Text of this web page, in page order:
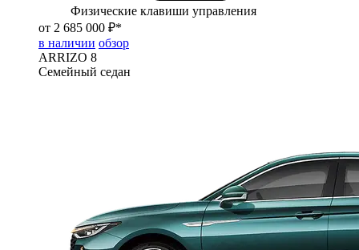
Физические клавиши управления
от 2 685 000 ₽*
в наличии обзор
ARRIZO 8
Семейный седан